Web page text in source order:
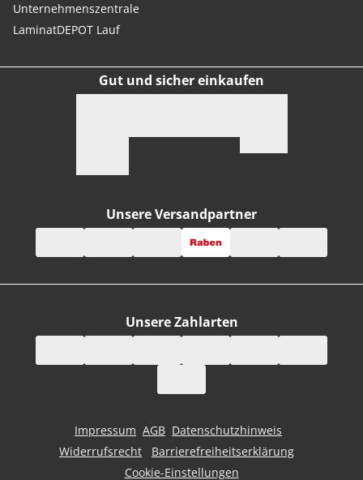
Unternehmenszentrale
LaminatDEPOT Lauf
Gut und sicher einkaufen
Unsere Zahlarten
Unsere Versandpartner
Impressum AGB Datenschutzhinweis
Widerrufsrecht
Barrierefreiheitserklärung
Cookie-Einstellungen